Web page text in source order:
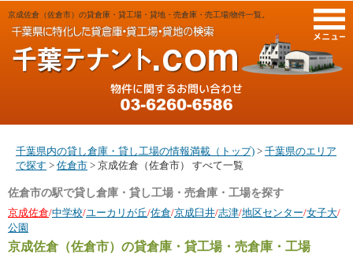
京成佐倉（佐倉市）の貸倉庫・貸工場・貸地・売倉庫・売工場|物件一覧。
千葉県内の貸し倉庫・貸し工場の情報満載（トップ) > 千葉県のエリア
で探す > 佐倉市 > 京成佐倉（佐倉市） すべて一覧
佐倉市の駅で貸し倉庫・貸し工場・売倉庫・工場を探す
京成佐倉/中学校/ユーカリが丘/佐倉/京成臼井/志津/地区センター/女子大/
公園
京成佐倉（佐倉市） の貸倉庫・貸工場・売倉庫・工場